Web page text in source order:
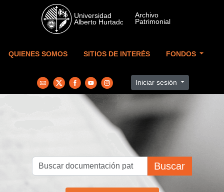
Skip to main content
QUIENES SOMOS SITIOS DE INTERÉS FONDOS
Iniciar sesión
Buscar